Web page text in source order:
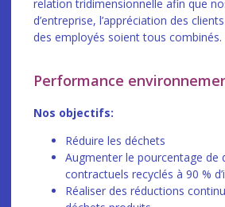
relation tridimensionnelle afin que
d’entreprise, l’appréciation des
des employés soient tous combinés.
Performance
Nos objectifs:
Réduire les déchets
Augmenter le pourcentage de
contractuels recyclés à 90 %
Réaliser des réductions